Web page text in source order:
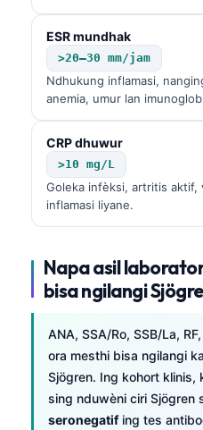
ESR mundhak
>20–30 mm/jam
Ndhukung inflamasi,
anemia, umur lan
CRP dhuwur
>10 mg/L
Goleka infèksi, artritis aktif,
inflamasi liyane.
Napa asil
bisa ngilangi
ANA, SSA/Ro, SSB/La,
ora mesthi bisa ngilangi
Sjögren. Ing kohort klinis,
sing nduwèni ciri Sjögren
seronegatifing tes